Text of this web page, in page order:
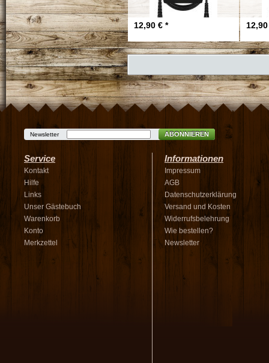
12,90 € *
Newsletter ABONNIEREN
Service
Kontakt
Hilfe
Links
Unser Gästebuch
Warenkorb
Konto
Merkzettel
Informationen
Impressum
AGB
Datenschutzerklärung
Versand und Kosten
Widerrufsbelehrung
Wie bestellen?
Newsletter